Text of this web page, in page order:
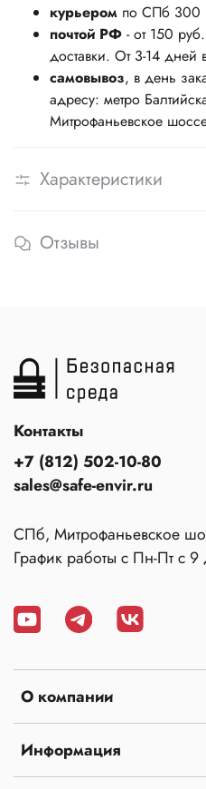
курьером по СПб 300
почтой РФ - от 150
доставки. От 3-14 дней
самовывоз, в день
адресу: метро
Митрофаньевское
Характеристики
Отзывы
О компании
Информация
Контакты
+7 (812) 502-10-80
sales@safe-envir.ru
СПб, Митрофаньевское
График работы с Пн-Пт с